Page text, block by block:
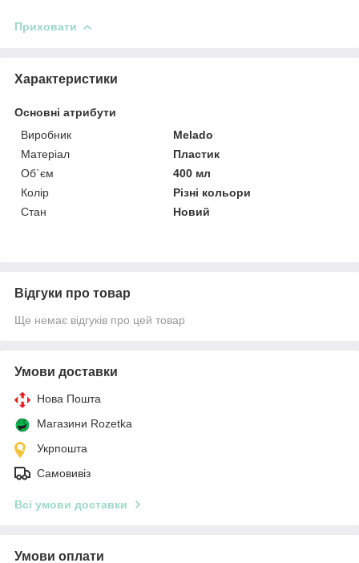
Приховати
Характеристики
Основні атрибути
Виробник
Melado
Матеріал
Пластик
Об`єм
400 мл
Колір
Різні кольори
Стан
Новий
Відгуки про товар
Ще немає відгуків про цей товар
Умови доставки
Нова Пошта
Магазини Rozetka
Укрпошта
Самовивіз
Всі умови доставки
Умови оплати